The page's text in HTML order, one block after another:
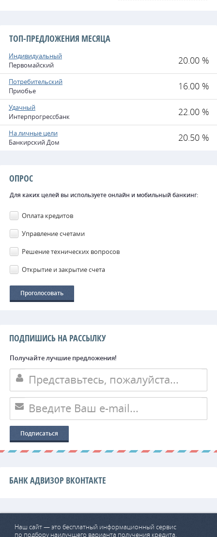
ТОП-ПРЕДЛОЖЕНИЯ МЕСЯЦА
Индивидуальный
Первомайский
20.00 %
Потребительский
Приобье
16.00 %
Удачный
Интерпрогрессбанк
22.00 %
На личные цели
Банкирский Дом
20.50 %
ОПРОС
Для каких целей вы используете онлайн и мобильный банкинг:
Оплата кредитов
Управление счетами
Решение технических вопросов
Открытие и закрытие счета
ПОДПИШИСЬ НА РАССЫЛКУ
Получайте лучшие предложения!
БАНК АДВИЗОР ВКОНТАКТЕ
Наш сайт — это бесплатный информационный сервис
по подбору наилучшего варианта получения кредита.